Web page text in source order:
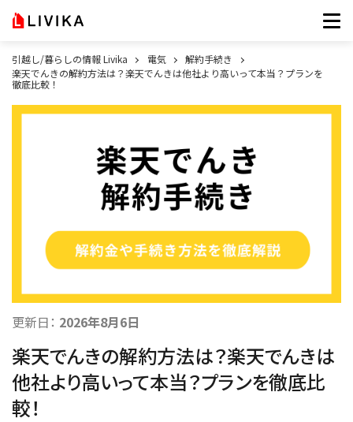
引越し/暮らしの情報 Livika 電気
解約手続き
楽天でんきの解約方法は？楽天でんきは他社より高いって本当？プランを
徹底比較！
更新日： 2026年8月6日
楽天でんきの解約方法は？楽天でんきは
他社より高いって本当？プランを徹底比
較！